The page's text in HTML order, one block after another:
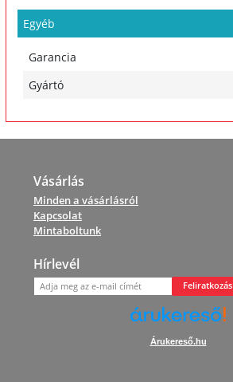
Egyéb
Garancia
Gyártó
Vásárlás
Minden a vásárlásról
Kapcsolat
Mintaboltunk
Hírlevél
Feliratkozás
Árukereső.hu